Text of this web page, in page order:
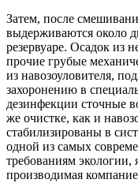
Затем, после
выдерживаются около
резервуаре. Осадок из
прочие грубые
из навозоуловителя,
захоронению в
дезинфекции сточные
же очистке, как и
стабилизированы в
одной из самых
требованиям экологии,
производимая